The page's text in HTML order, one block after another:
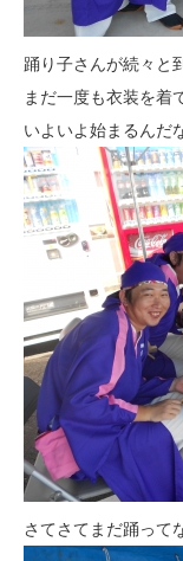
踊り子さんが続々と
まだ一度も衣装を着
いよいよ始まるんだ
さてさてまだ踊って